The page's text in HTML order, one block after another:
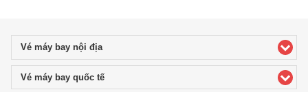
Vé máy bay nội địaclick to expand contents
Vé máy bay quốc tếclick to expand contents